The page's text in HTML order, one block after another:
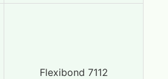
Flexibond 7112